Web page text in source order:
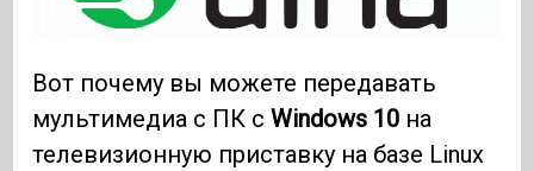
Вот почему вы можете передавать
мультимедиа с ПК сWindows 10 на
телевизионную приставку на базе Linux